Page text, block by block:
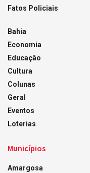
Fatos Policiais
Bahia
Economia
Educação
Cultura
Colunas
Geral
Eventos
Loterias
Municípios
Amargosa